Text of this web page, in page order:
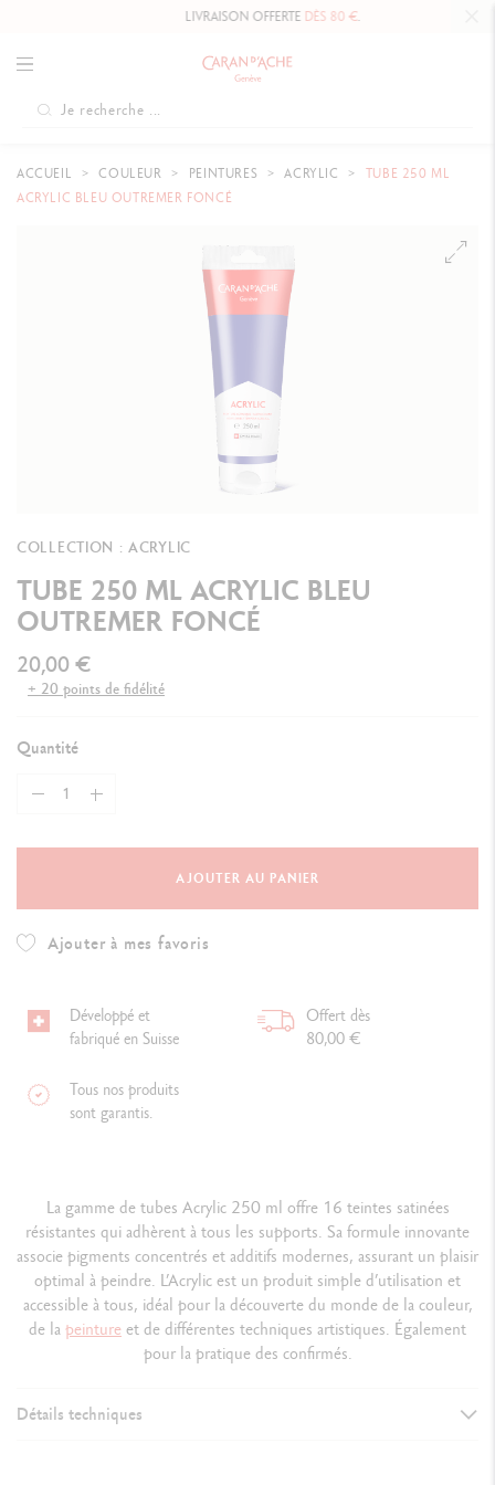
LIVRAISON OFFERTEDÈS 80 €.
ACCUEIL COULEUR PEINTURES ACRYLIC
TUBE 250 ML
ACRYLIC BLEU OUTREMER FONCÉ
COLLECTION : ACRYLIC
TUBE 250 ML ACRYLIC BLEU
OUTREMER FONCÉ
20,00 €
+ 20 points de fidélité
Quantité
AJOUTER AU PANIER
Ajouter à mes favoris
Développé et
fabriqué en Suisse
Offert dès
80,00 €
Tous nos produits
sont garantis.
La gamme de tubes Acrylic 250 ml offre 16 teintes satinées
résistantes qui adhèrent à tous les supports. Sa formule innovante
associe pigments concentrés et additifs modernes, assurant un plaisir
optimal à peindre. L’Acrylic est un produit simple d’utilisation et
accessible à tous, idéal pour la découverte du monde de la couleur,
de lapeintureet de différentes techniques artistiques. Également
pour la pratique des confirmés.
Détails techniques